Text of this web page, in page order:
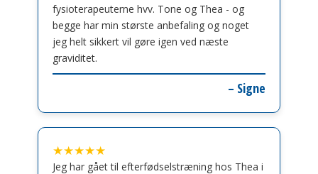
fysioterapeuterne hvv. Tone og Thea - og
begge har min største anbefaling og noget
jeg helt sikkert vil gøre igen ved næste
graviditet.
– Signe
★★★★★
Jeg har gået til efterfødselstræning hos Thea i